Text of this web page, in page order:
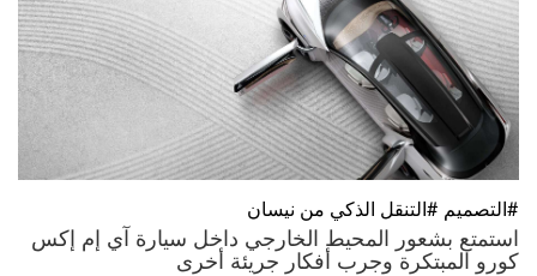
#التصميم #التنقل الذكي من نيسان
استمتع بشعور المحيط الخارجي داخل سيارة آي إم إكس
كورو المبتكرة وجرب أفكار جريئة أخرى